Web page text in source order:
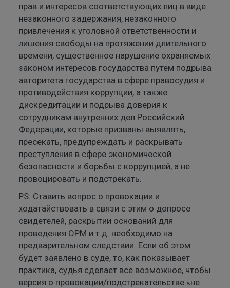
прав и интересов соответствующих лиц в виде
незаконного задержания, незаконного
привлечения к уголовной ответственности и
лишения свободы на протяжении длительного
времени, существенное нарушение охраняемых
законом интересов государства путем подрыва
авторитета государства в сфере правосудия и
противодействия коррупции, а также
дискредитации и подрыва доверия к
сотрудникам внутренних дел Российский
Федерации, которые призваны выявлять,
пресекать, предупреждать и раскрывать
преступления в сфере экономической
безопасности и борьбы с коррупцией, а не
провоцировать и подстрекать.
PS: Cтавить вопрос о провокации и
ходатайствовать в связи с этим о допросе
свидетелей, раскрытии оснований для
проведения ОРМ и т.д. необходимо на
предварительном следствии. Если об этом
будет заявлено в суде, то, как показывает
практика, судья сделает все возможное, чтобы
версия о провокации/подстрекательстве «не